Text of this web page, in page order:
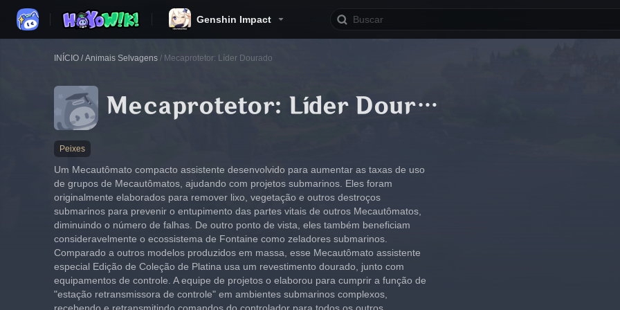
Genshin Impact
INÍCIO / Animais Selvagens / Mecaprotetor: Líder Dourado
Mecaprotetor: Líder Dourado
Peixes
Um Mecautômato compacto assistente desenvolvido para aumentar as taxas de uso
de grupos de Mecautômatos, ajudando com projetos submarinos. Eles foram
originalmente elaborados para remover lixo, vegetação e outros destroços
submarinos para prevenir o entupimento das partes vitais de outros Mecautômatos,
diminuindo o número de falhas. De outro ponto de vista, eles também beneficiam
consideravelmente o ecossistema de Fontaine como zeladores submarinos.
Comparado a outros modelos produzidos em massa, esse Mecautômato assistente
especial Edição de Coleção de Platina usa um revestimento dourado, junto com
equipamentos de controle. A equipe de projetos o elaborou para cumprir a função de
"estação retransmissora de controle" em ambientes submarinos complexos,